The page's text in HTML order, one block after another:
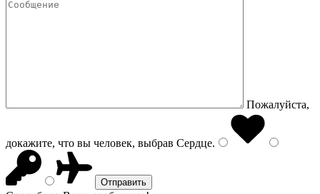
Пожалуйста,
докажите, что вы человек, выбрав Сердце.